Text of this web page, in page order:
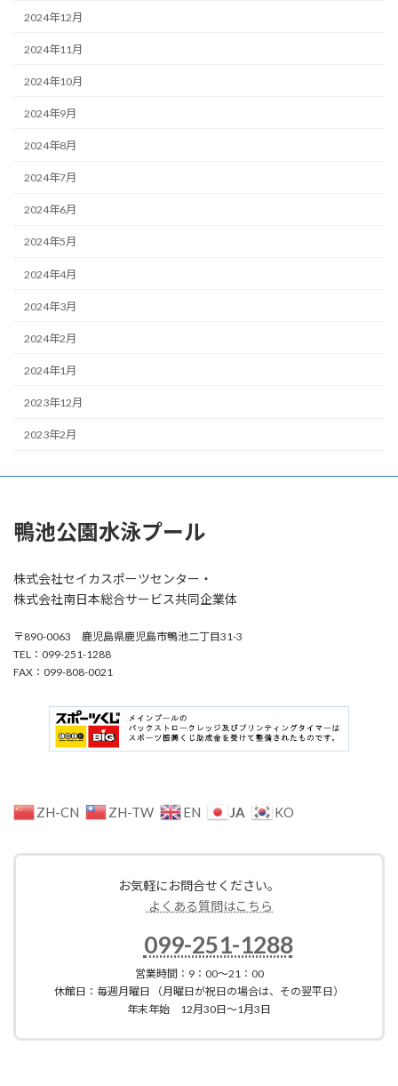
2024年12月
2024年11月
2024年10月
2024年9月
2024年8月
2024年7月
2024年6月
2024年5月
2024年4月
2024年3月
2024年2月
2024年1月
2023年12月
2023年2月
鴨池公園水泳プール
株式会社セイカスポーツセンター・
株式会社南日本総合サービス共同企業体
〒890-0063 鹿児島県鹿児島市鴨池二丁目31-3
TEL：099-251-1288
FAX：099-808-0021
ZH-CN ZH-TW EN JA KO
お気軽にお問合せください。
よくある質問はこちら
099-251-1288
営業時間：9：00～21：00
休館日：毎週月曜日 （月曜日が祝日の場合は、その翌平日）
年末年始 12月30日～1月3日